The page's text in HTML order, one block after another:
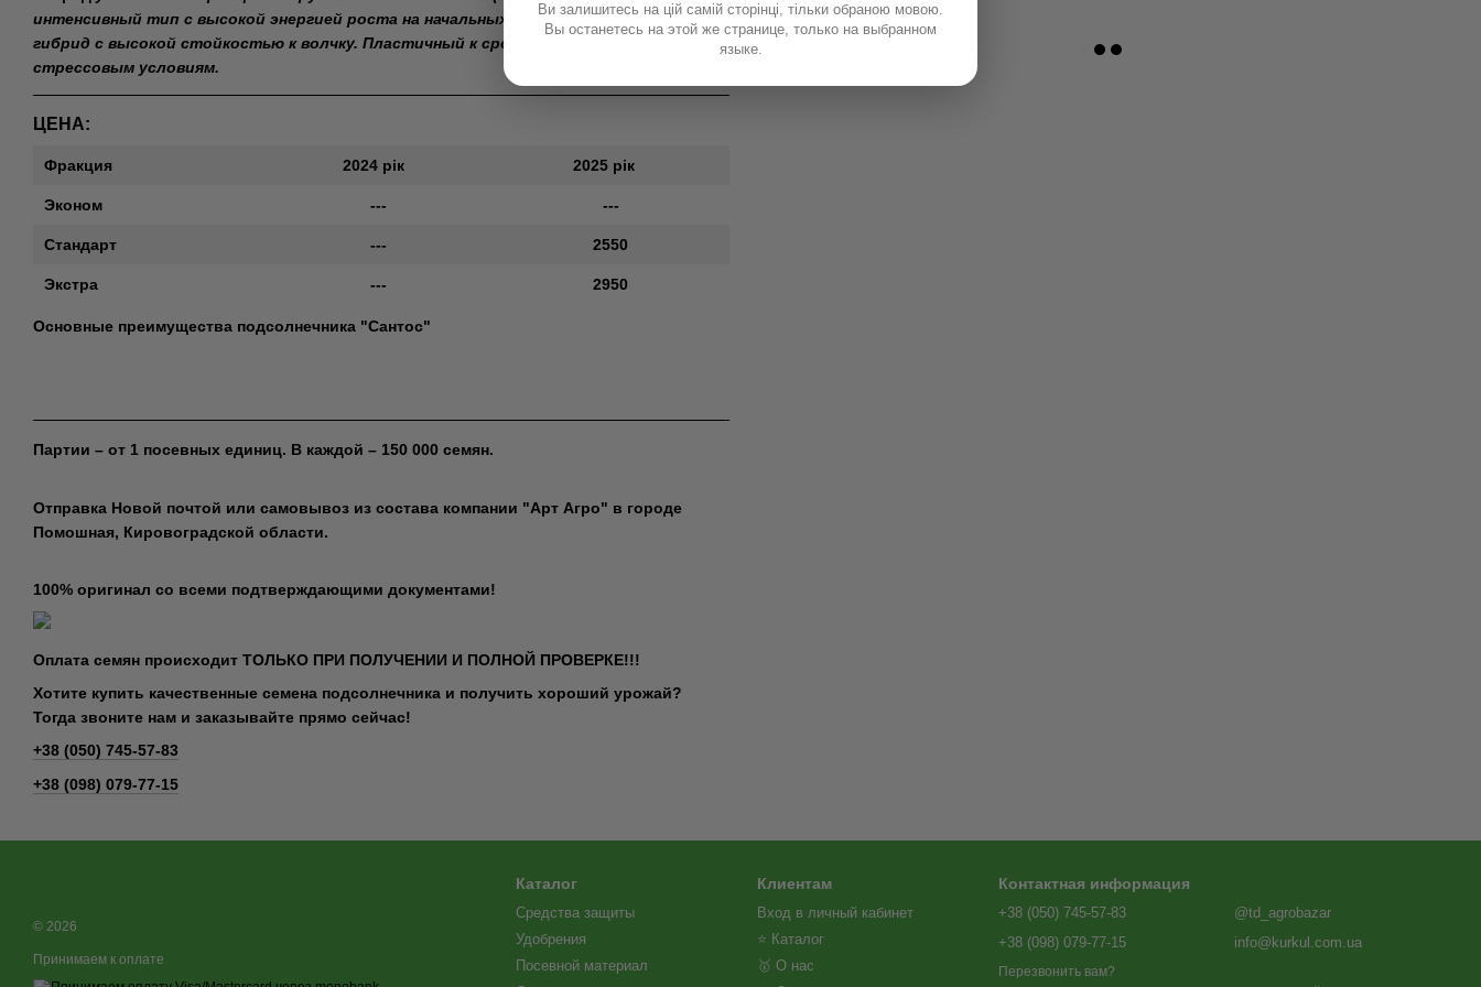
интенсивный тип с высокой энергией роста на начальных этапах. Стабильный
гибрид с высокой стойкостью к волчку. Пластичный к срокам посева. Устойчив к
стрессовым условиям.
ЦЕНА:
Фракция 2024 рік 2025 рік
Эконом --- ---
Стандарт --- 2550
Экстра --- 2950
Основные преимущества подсолнечника "Сантос"
Партии – от 1 посевных единиц. В каждой – 150 000 семян.
Отправка Новой почтой или самовывоз из состава компании "Арт Агро" в городе
Помошная, Кировоградской области.
100% оригинал со всеми подтверждающими документами!
Оплата семян происходит ТОЛЬКО ПРИ ПОЛУЧЕНИИ И ПОЛНОЙ ПРОВЕРКЕ!!!
Хотите купить качественные семена подсолнечника и получить хороший урожай?
Тогда звоните нам и заказывайте прямо сейчас!
+38 (050) 745-57-83
+38 (098) 079-77-15
© 2026
Принимаем к оплате
Каталог
Средства защиты
Удобрения
Посевной материал
Клиентам
Вход в личный кабинет
⭐ Каталог
🥇 О нас
Контактная информация
+38 (050) 745-57-83
+38 (098) 079-77-15
Перезвонить вам?
@td_agrobazar
info@kurkul.com.ua
Ви залишитесь на цій самій сторінці, тільки обраною мовою.
Вы останетесь на этой же странице, только на выбранном
языке.